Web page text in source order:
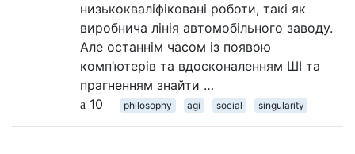
низькокваліфіковані роботи, такі як
виробнича лінія автомобільного заводу.
Але останнім часом із появою
комп’ютерів та вдосконаленням ШІ та
прагненням знайти …
10
philosophy agi social singularity